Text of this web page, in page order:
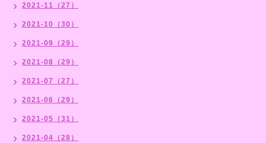
2021-11（27）
2021-10（30）
2021-09（29）
2021-08（29）
2021-07（27）
2021-06（29）
2021-05（31）
2021-04（28）